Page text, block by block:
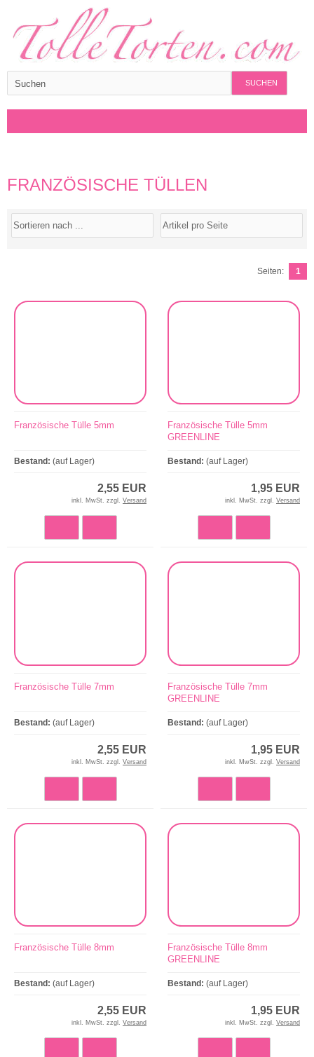
SUCHEN
FRANZÖSISCHE TÜLLEN
Seiten: 1
Französische Tülle 5mm
Bestand: (auf Lager)
2,55 EUR
inkl. MwSt. zzgl. Versand
Französische Tülle 5mm
GREENLINE
Bestand: (auf Lager)
1,95 EUR
inkl. MwSt. zzgl. Versand
Französische Tülle 7mm
Bestand: (auf Lager)
2,55 EUR
inkl. MwSt. zzgl. Versand
Französische Tülle 7mm
GREENLINE
Bestand: (auf Lager)
1,95 EUR
inkl. MwSt. zzgl. Versand
Französische Tülle 8mm
Bestand: (auf Lager)
2,55 EUR
inkl. MwSt. zzgl. Versand
Französische Tülle 8mm
GREENLINE
Bestand: (auf Lager)
1,95 EUR
inkl. MwSt. zzgl. Versand